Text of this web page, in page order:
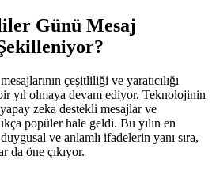
Günü Mesaj
çeşitliliği ve yaratıcılığı
yıl olmaya devam ediyor. Teknolojinin
zeka destekli mesajlar ve
popüler hale geldi. Bu yılın en
ve anlamlı ifadelerin yanı sıra,
da öne çıkıyor.